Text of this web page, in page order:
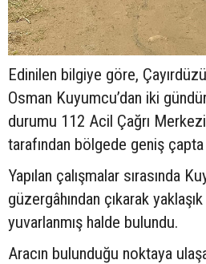
Edinilen bilgiye göre,
Osman Kuyumcu’dan iki
durumu 112 Acil Çağrı
tarafından bölgede geniş çapta
Yapılan çalışmalar sırasında
güzergâhından çıkarak
yuvarlanmış halde bulundu.
Aracın bulunduğu noktaya